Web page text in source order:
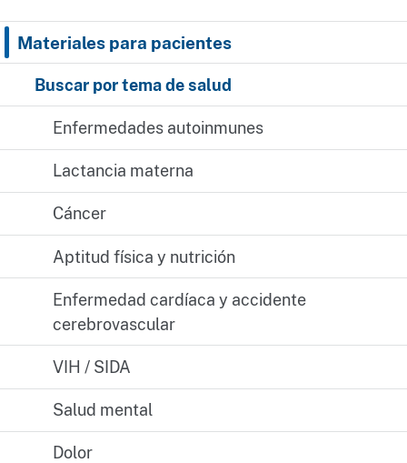
Materiales para pacientes
Buscar por tema de salud
Enfermedades autoinmunes
Lactancia materna
Cáncer
Aptitud física y nutrición
Enfermedad cardíaca y accidente
cerebrovascular
VIH / SIDA
Salud mental
Dolor